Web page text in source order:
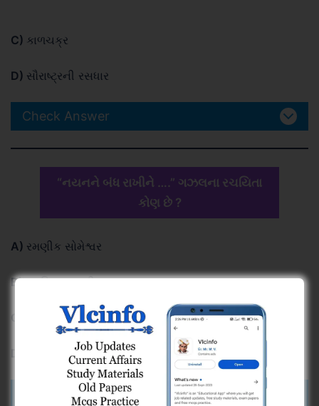
C) કાળચક્ર
D) સૌરાષ્ટ્રની રસધાર
Check Answer
“નયનને બંધ રાખીને ….” ગઝલના રચયિતા
કોણ છે ?
A) રમણીક સોમેશ્વર
B)આદિલ મન્સૂરી
C) મનહર ઉદાસ
બકરત વિરાણી
Check Answer